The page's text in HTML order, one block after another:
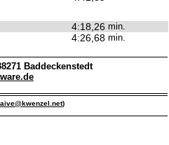
4:18,26 min.
4:26,68 min.
Baddeckenstedt
)